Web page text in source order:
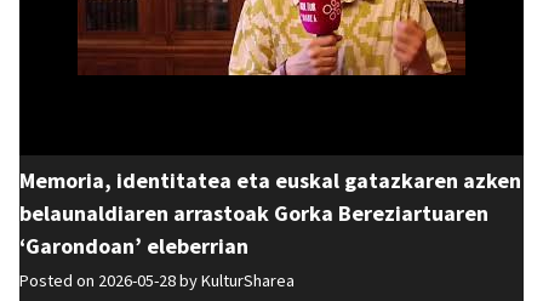
Memoria, identitatea eta euskal gatazkaren azken
belaunaldiaren arrastoak Gorka Bereziartuaren
‘Garondoan’ eleberrian
Posted on 2026-05-28 byKulturSharea